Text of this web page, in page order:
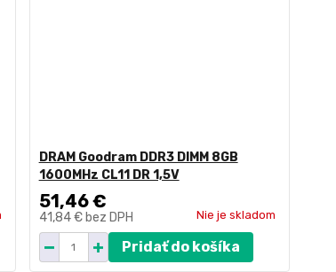
DRAM Goodram DDR3 DIMM 8GB
1600MHz CL11 DR 1,5V
51,46 €
41,84 € bez DPH Nie je skladom
Pridať do košíka